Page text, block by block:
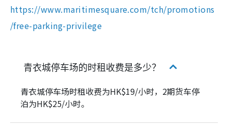
https://www.maritimesquare.com/tch/promotions
/free-parking-privilege
青衣城停车场的时租收费是多少？
青衣城停车场时租收费为HK$19/小时，2期货车停
泊为HK$25/小时。